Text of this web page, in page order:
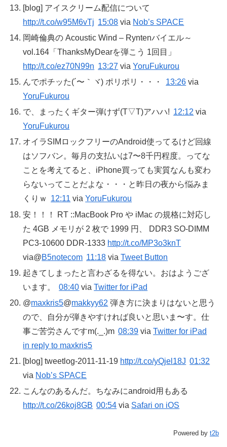
[blog] アイスクリーム配信について
http://t.co/w95M6vTj 15:08 via Nob’s SPACE
岡崎倫典の Acoustic Wind – Ryntenバイエル～
vol.164「ThanksMyDearを弾こう 1回目」
http://t.co/ez70N99n 13:27 viaYoruFukurou
んでポチッた(´〜｀ヾ) ポリポリ・・・
13:26 via
YoruFukurou
で、まったくギター弾けず(T▽T)アハハ! 12:12 via
YoruFukurou
オイラSIMロックフリーのAndroid使ってるけど回線
はソフバン。毎月の支払いは7〜8千円程度。ってな
ことを考えてると、iPhone買っても実質なんも変わ
らないってことだよな・・・と昨日の夜から悩みま
くりｗ
12:11 viaYoruFukurou
安！！！ RT ::MacBook Pro や iMac の規格に対応し
た 4GB メモリが 2 枚で 1999 円、 DDR3 SO-DIMM
PC3-10600 DDR-1333 http://t.co/MP3o3knT
via@B5notecom 11:18 viaTweet Button
起きてしまったと言わざるを得ない。おはようござ
います。
08:40 viaTwitter for iPad
@maxkris5@makkyy62 弾き方に決まりはないと思う
ので、自分が弾きやすければ良いと思いま〜す。仕
事ご苦労さんですm(._.)m 08:39 viaTwitter for iPad
in reply to maxkris5
[blog] tweetlog-2011-11-19 http://t.co/yQjel18J 01:32
via Nob’s SPACE
こんなのあるんだ。ちなみにandroid用もある
http://t.co/26koj8GB 00:54 via Safari on iOS
Powered by t2b